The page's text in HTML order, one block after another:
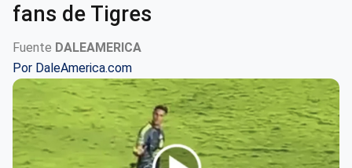
fans de Tigres
Fuente DALEAMERICA
Por DaleAmerica.com